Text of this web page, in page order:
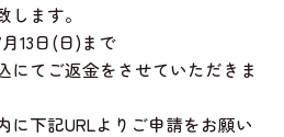
ます。
13日(日)まで
にてご返金をさせていただきま
に下記URLよりご申請をお願い